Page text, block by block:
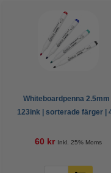
Whiteboardpenna 2.5mm |
123ink | sorterade färger |
60 kr Inkl. 25% Moms